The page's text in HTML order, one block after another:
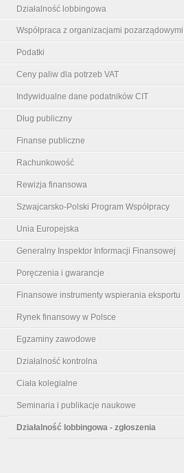
Działalność lobbingowa
Współpraca z organizacjami pozarządowymi
Podatki
Ceny paliw dla potrzeb VAT
Indywidualne dane podatników CIT
Dług publiczny
Finanse publiczne
Rachunkowość
Rewizja finansowa
Szwajcarsko-Polski Program Współpracy
Unia Europejska
Generalny Inspektor Informacji Finansowej
Poręczenia i gwarancje
Finansowe instrumenty wspierania eksportu
Rynek finansowy w Polsce
Egzaminy zawodowe
Działalność kontrolna
Ciała kolegialne
Seminaria i publikacje naukowe
Działalność lobbingowa - zgłoszenia